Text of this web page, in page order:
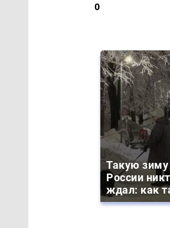
0
Такую зиму
России
ждал: как